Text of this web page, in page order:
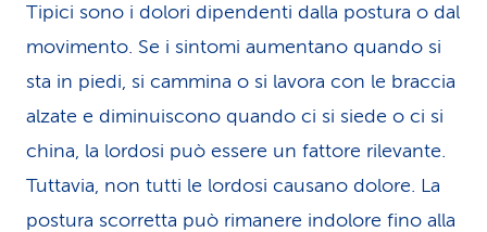
Tipici sono i dolori dipendenti dalla postura o dal
movimento. Se i sintomi aumentano quando si
sta in piedi, si cammina o si lavora con le braccia
alzate e diminuiscono quando ci si siede o ci si
china, la lordosi può essere un fattore rilevante.
Tuttavia, non tutti le lordosi causano dolore. La
postura scorretta può rimanere indolore fino alla